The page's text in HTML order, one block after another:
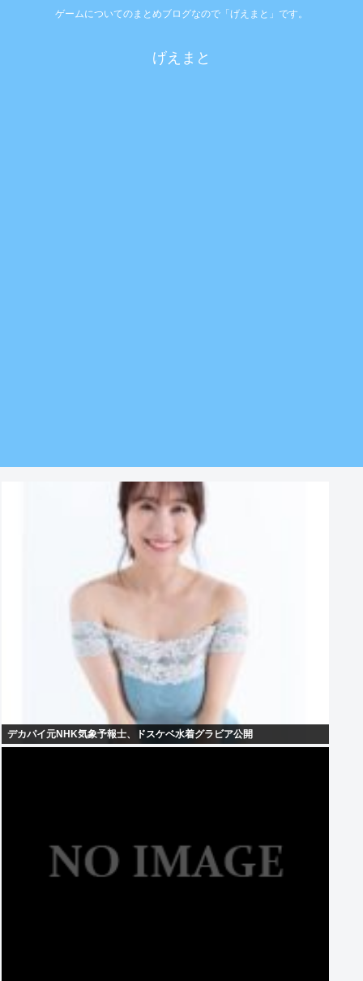
ゲームについてのまとめブログなので「げえまと」です。
げえまと
デカパイ元NHK気象予報士、ドスケベ水着グラビア公開